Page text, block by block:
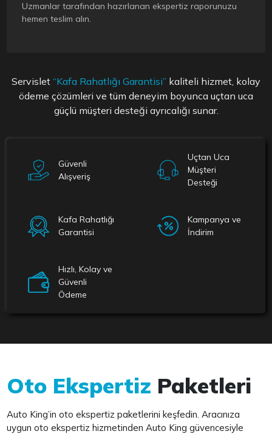
Uzmanlar tarafından hazırlanan ekspertiz raporunuzu
hemen teslim alın.
Servislet “Kafa Rahatlığı Garantisi” kaliteli hizmet, kolay
ödeme çözümleri ve tüm deneyim boyunca uçtan uca
güçlü müşteri desteği ayrıcalığı sunar.
Güvenli
Alışveriş
Uçtan Uca
Müşteri
Desteği
Kafa Rahatlığı
Garantisi
Kampanya ve
İndirim
Hızlı, Kolay ve
Güvenli
Ödeme
Oto Ekspertiz Paketleri
Auto King’in oto ekspertiz paketlerini keşfedin. Aracınıza
uygun oto ekspertiz hizmetinden Auto King güvencesiyle